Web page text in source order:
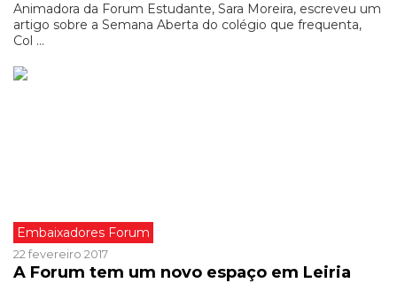
Animadora da Forum Estudante, Sara Moreira, escreveu um
artigo sobre a Semana Aberta do colégio que frequenta,
Col ...
Embaixadores Forum
22 fevereiro 2017
A Forum tem um novo espaço em Leiria